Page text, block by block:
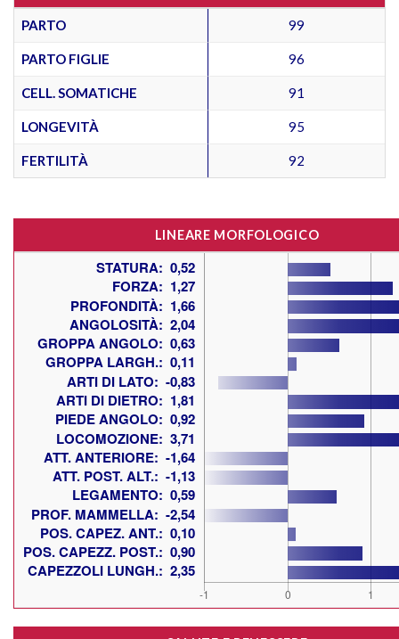
PARTO 99
PARTO FIGLIE 96
CELL. SOMATICHE 91
LONGEVITÀ 95
FERTILITÀ 92
LINEARE MORFOLOGICO